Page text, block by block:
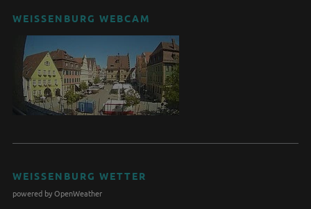
WEISSENBURG WEBCAM
WEISSENBURG WETTER
powered by OpenWeather